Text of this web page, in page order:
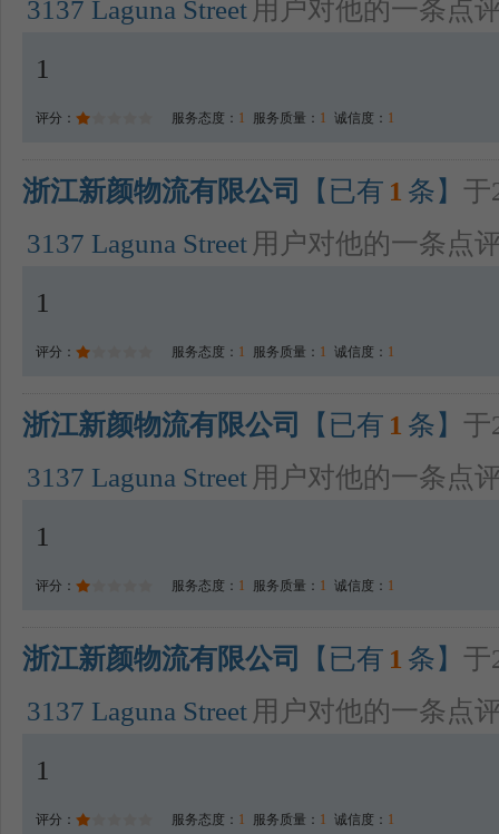
3137 Laguna Street 用户对他的一条点
1
评分： 服务态度： 1 服务质量： 1 诚信度： 1
浙江新颜物流有限公司 【已有 1 条】 于
3137 Laguna Street 用户对他的一条点
1
评分： 服务态度： 1 服务质量： 1 诚信度： 1
浙江新颜物流有限公司 【已有 1 条】 于
3137 Laguna Street 用户对他的一条点
1
评分： 服务态度： 1 服务质量： 1 诚信度： 1
浙江新颜物流有限公司 【已有 1 条】 于
3137 Laguna Street 用户对他的一条点
1
评分： 服务态度： 1 服务质量： 1 诚信度： 1